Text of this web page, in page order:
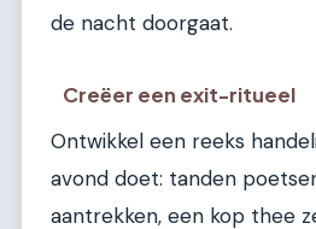
de nacht doorgaat.
Creëer een exit-ritueel
Ontwikkel een reeks
avond doet: tanden
aantrekken, een kop thee